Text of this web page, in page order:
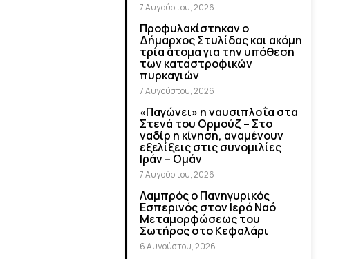
7 Αυγούστου, 2026
Προφυλακίστηκαν ο
Δήμαρχος Στυλίδας και ακόμη
τρία άτομα για την υπόθεση
των καταστροφικών
πυρκαγιών
7 Αυγούστου, 2026
«Παγώνει» η ναυσιπλοΐα στα
Στενά του Ορμούζ – Στο
ναδίρ η κίνηση, αναμένουν
εξελίξεις στις συνομιλίες
Ιράν – Ομάν
7 Αυγούστου, 2026
Λαμπρός ο Πανηγυρικός
Εσπερινός στον Ιερό Ναό
Μεταμορφώσεως του
Σωτήρος στο Κεφαλάρι
6 Αυγούστου, 2026